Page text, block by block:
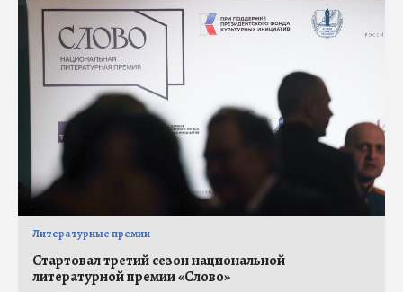
Литературные премии
Стартовал третий сезон национальной
литературной премии «Слово»